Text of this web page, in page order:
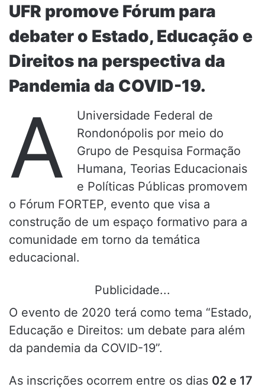
UFR promove Fórum para
debater o Estado, Educação e
Direitos na perspectiva da
Pandemia da COVID-19.
A
Universidade Federal de
Rondonópolis por meio do
Grupo de Pesquisa Formação
Humana, Teorias Educacionais
e Políticas Públicas promovem
o Fórum FORTEP, evento que visa a
construção de um espaço formativo para a
comunidade em torno da temática
educacional.
Publicidade...
O evento de 2020 terá como tema “Estado,
Educação e Direitos: um debate para além
da pandemia da COVID-19”.
As inscrições ocorrem entre os dias 02 e 17